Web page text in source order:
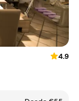
4.9